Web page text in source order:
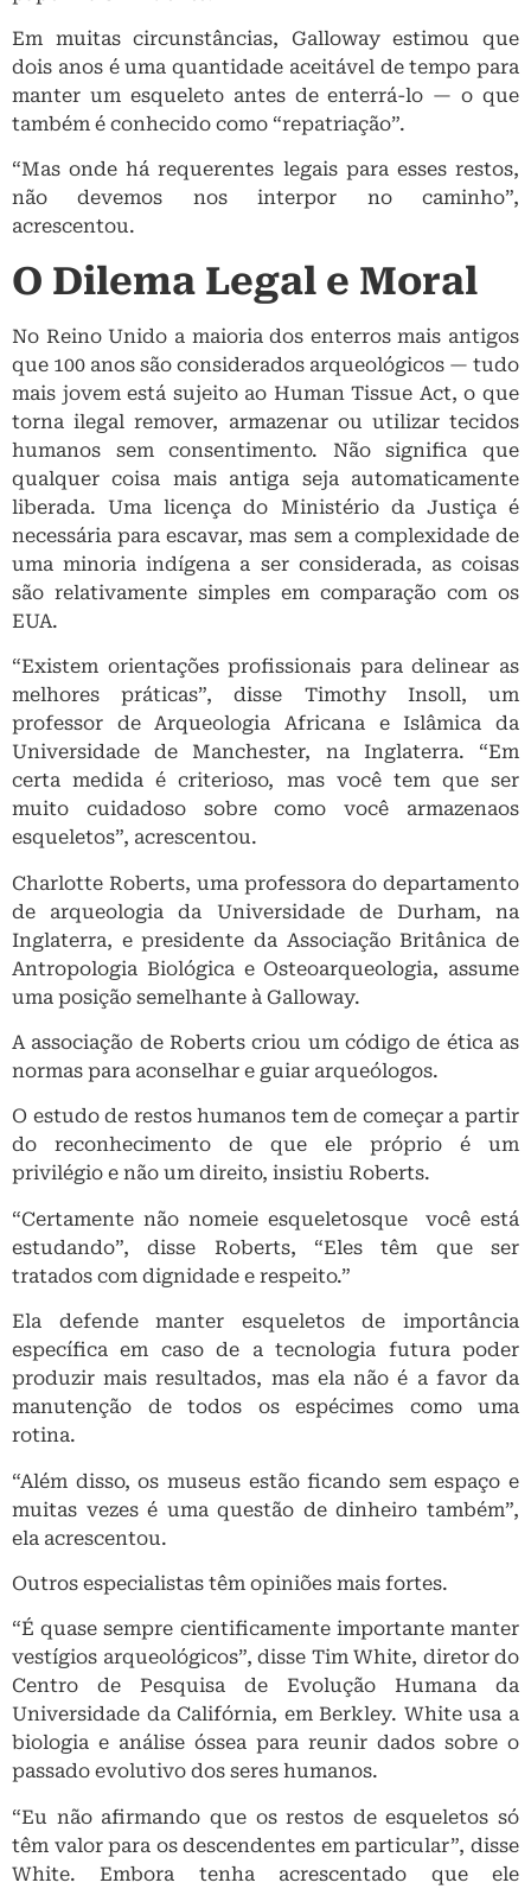
Em muitas circunstâncias, Galloway estimou que
dois anos é uma quantidade aceitável de tempo para
manter um esqueleto antes de enterrá-lo — o que
também é conhecido como “repatriação”.
“Mas onde há requerentes legais para esses restos,
não devemos nos interpor no caminho”,
acrescentou.
O Dilema Legal e Moral
No Reino Unido a maioria dos enterros mais antigos
que 100 anos são considerados arqueológicos — tudo
mais jovem está sujeito ao Human Tissue Act, o que
torna ilegal remover, armazenar ou utilizar tecidos
humanos sem consentimento. Não significa que
qualquer coisa mais antiga seja automaticamente
liberada. Uma licença do Ministério da Justiça é
necessária para escavar, mas sem a complexidade de
uma minoria indígena a ser considerada, as coisas
são relativamente simples em comparação com os
EUA.
“Existem orientações profissionais para delinear as
melhores práticas”, disse Timothy Insoll, um
professor de Arqueologia Africana e Islâmica da
Universidade de Manchester, na Inglaterra. “Em
certa medida é criterioso, mas você tem que ser
muito cuidadoso sobre como você armazenaos
esqueletos”, acrescentou.
Charlotte Roberts, uma professora do departamento
de arqueologia da Universidade de Durham, na
Inglaterra, e presidente da Associação Britânica de
Antropologia Biológica e Osteoarqueologia, assume
uma posição semelhante à Galloway.
A associação de Roberts criou um código de ética as
normas para aconselhar e guiar arqueólogos.
O estudo de restos humanos tem de começar a partir
do reconhecimento de que ele próprio é um
privilégio e não um direito, insistiu Roberts.
“Certamente não nomeie esqueletosque você está
estudando”, disse Roberts, “Eles têm que ser
tratados com dignidade e respeito.”
Ela defende manter esqueletos de importância
específica em caso de a tecnologia futura poder
produzir mais resultados, mas ela não é a favor da
manutenção de todos os espécimes como uma
rotina.
“Além disso, os museus estão ficando sem espaço e
muitas vezes é uma questão de dinheiro também”,
ela acrescentou.
Outros especialistas têm opiniões mais fortes.
“É quase sempre cientificamente importante manter
vestígios arqueológicos”, disse Tim White, diretor do
Centro de Pesquisa de Evolução Humana da
Universidade da Califórnia, em Berkley. White usa a
biologia e análise óssea para reunir dados sobre o
passado evolutivo dos seres humanos.
“Eu não afirmando que os restos de esqueletos só
têm valor para os descendentes em particular”, disse
White. Embora tenha acrescentado que ele